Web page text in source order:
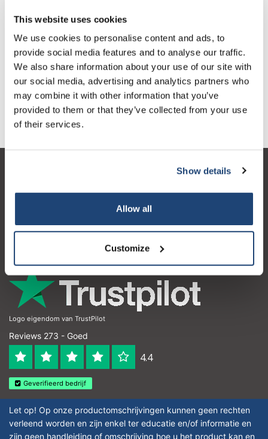
This website uses cookies
We use cookies to personalise content and ads, to
provide social media features and to analyse our traffic.
We also share information about your use of our site with
our social media, advertising and analytics partners who
may combine it with other information that you’ve
provided to them or that they’ve collected from your use
of their services.
Show details
Allow all
Customize
1 Stuk Excl. btw
€240,42
Incl. btw
Toevoegen aan winkelwagen
Informatie
Contactgegevens
Logo eigendom van TrustPilot
Reviews 273 - Goed
4.4
Geverifieerd bedrijf
Let op! Op onze productomschrijvingen kunnen geen rechten
verleend worden en zijn enkel ter educatie en/of informatie en
zijn geen handleiding of omschrijving hoe u het product kan en